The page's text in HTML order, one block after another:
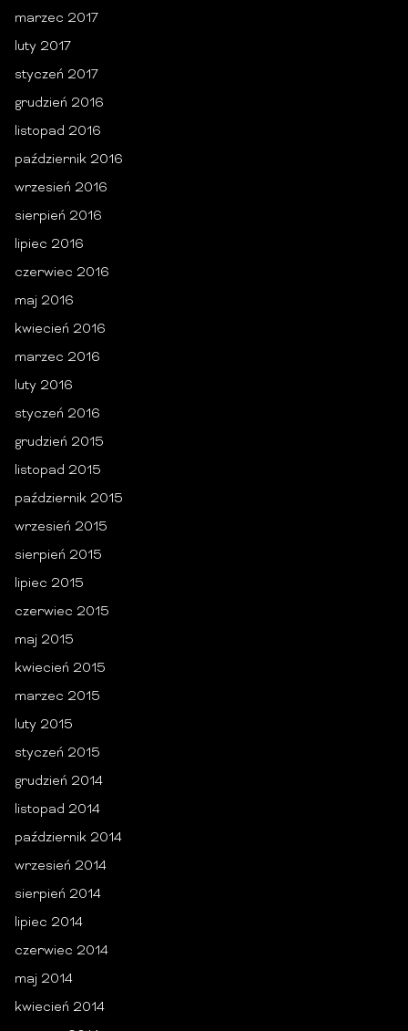
marzec 2017
luty 2017
styczeń 2017
grudzień 2016
listopad 2016
październik 2016
wrzesień 2016
sierpień 2016
lipiec 2016
czerwiec 2016
maj 2016
kwiecień 2016
marzec 2016
luty 2016
styczeń 2016
grudzień 2015
listopad 2015
październik 2015
wrzesień 2015
sierpień 2015
lipiec 2015
czerwiec 2015
maj 2015
kwiecień 2015
marzec 2015
luty 2015
styczeń 2015
grudzień 2014
listopad 2014
październik 2014
wrzesień 2014
sierpień 2014
lipiec 2014
czerwiec 2014
maj 2014
kwiecień 2014